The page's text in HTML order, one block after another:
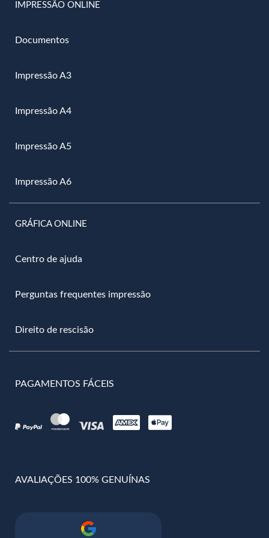
IMPRESSÃO ONLINE
Documentos
Impressão A3
Impressão A4
Impressão A5
Impressão A6
GRÁFICA ONLINE
Centro de ajuda
Perguntas frequentes impressão
Direito de rescisão
PAGAMENTOS FÁCEIS
AVALIAÇÕES 100% GENUÍNAS